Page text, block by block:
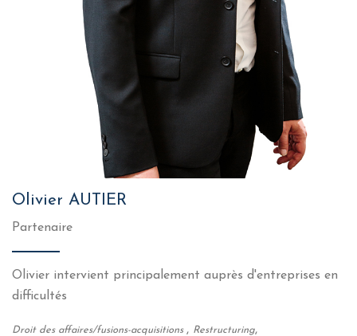
Olivier AUTIER
Partenaire
Olivier intervient principalement auprès d'entreprises en
difficultés
Droit des affaires/fusions-acquisitions , Restructuring,